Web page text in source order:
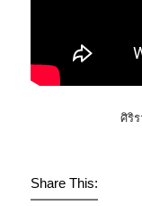
ศิริ
Share This: